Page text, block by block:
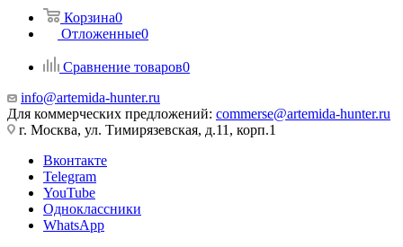
Корзина0
Отложенные0
Сравнение товаров0
info@artemida-hunter.ru
Для коммерческих предложений: commerse@artemida-hunter.ru
г. Москва, ул. Тимирязевская, д.11, корп.1
Вконтакте
Telegram
YouTube
Одноклассники
WhatsApp